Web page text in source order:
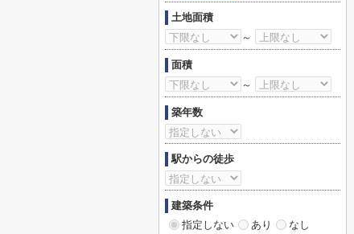
土地面積
～
面積
～
築年数
駅からの徒歩
建築条件
指定しない
あり なし